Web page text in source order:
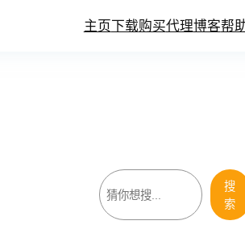
主页下载购买代理博客帮
搜
索
搜
索